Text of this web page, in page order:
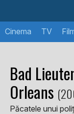
Cinema TV
Bad
Orleans
Păcatele unui